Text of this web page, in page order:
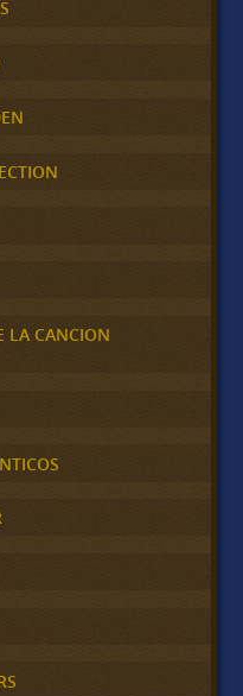
LA CANCION